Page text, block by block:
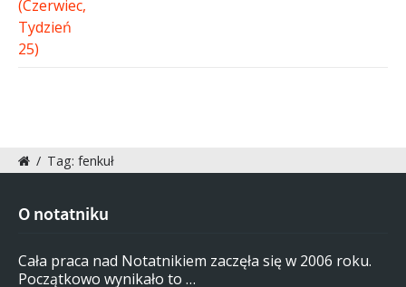
/ Tag: fenkuł
O notatniku
Cała praca nad Notatnikiem zaczęła się w 2006 roku.
Początkowo wynikało to …